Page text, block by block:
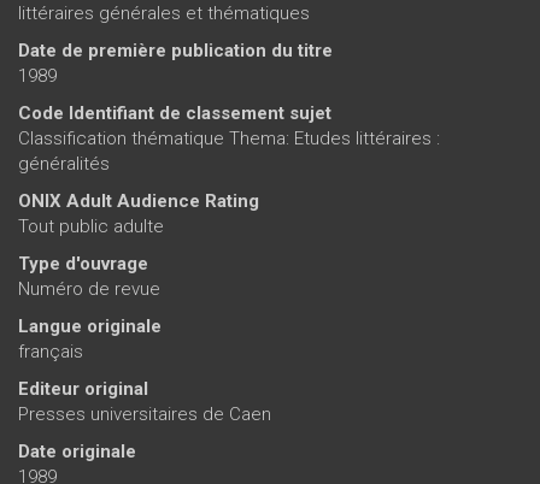
littéraires générales et thématiques
Date de première publication du titre
1989
Code Identifiant de classement sujet
Classification thématique Thema: Etudes littéraires :
généralités
ONIX Adult Audience Rating
Tout public adulte
Type d'ouvrage
Numéro de revue
Langue originale
français
Editeur original
Presses universitaires de Caen
Date originale
1989